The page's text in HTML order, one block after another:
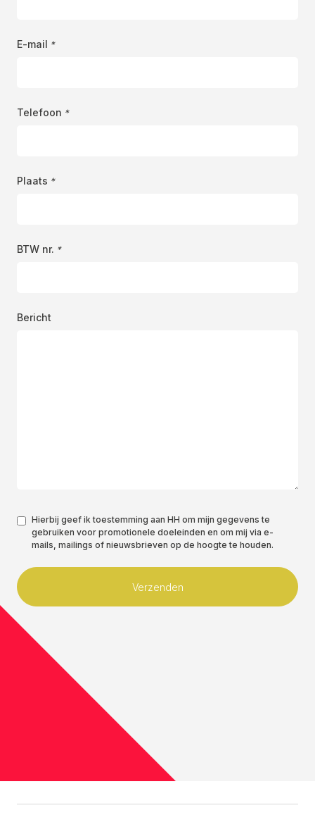
E-mail *
Telefoon *
Plaats *
BTW nr. *
Bericht
Toestemming
*
Hierbij geef ik toestemming aan HH om mijn gegevens te
gebruiken voor promotionele doeleinden en om mij via e-
mails, mailings of nieuwsbrieven op de hoogte te houden.